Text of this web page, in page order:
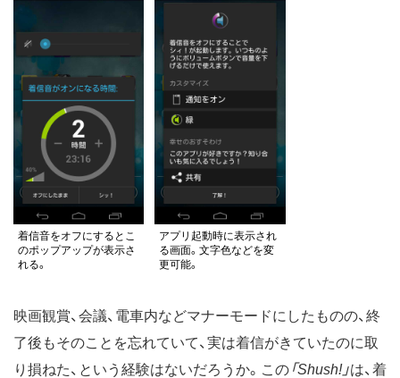
着信音をオフにするとこ
のポップアップが表示さ
れる。
アプリ起動時に表示され
る画面。文字色などを変
更可能。
映画観賞、会議、電車内などマナーモードにしたものの、終
了後もそのことを忘れていて、実は着信がきていたのに取
り損ねた、という経験はないだろうか。この 「Shush!」は、着